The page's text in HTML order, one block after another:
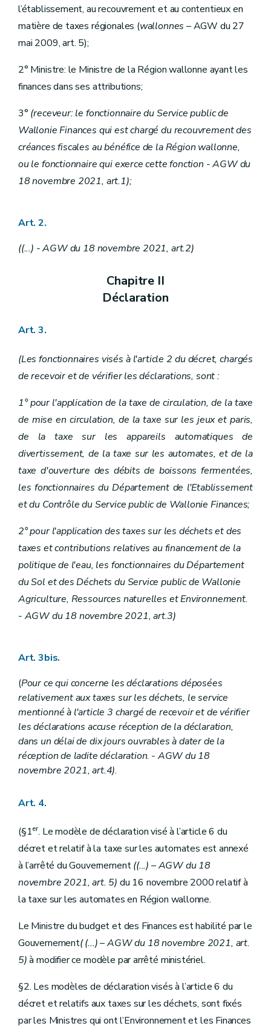
l’établissement, au recouvrement et au contentieux en
matière de taxes régionales (wallonnes – AGW du 27
mai 2009, art. 5);
2° Ministre: le Ministre de la Région wallonne ayant les
finances dans ses attributions;
3° (receveur: le fonctionnaire du Service public de
Wallonie Finances qui est chargé du recouvrement des
créances fiscales au bénéfice de la Région wallonne,
ou le fonctionnaire qui exerce cette fonction - AGW du
18 novembre 2021, art.1);
Art.2.
((...) - AGW du 18 novembre 2021, art.2)
Chapitre II
Déclaration
Art. 3.
(Les fonctionnaires visés à l'article 2 du décret, chargés
de recevoir et de vérifier les déclarations, sont :
1° pour l'application de la taxe de circulation, de la taxe
de mise en circulation, de la taxe sur les jeux et paris,
de la taxe sur les appareils automatiques de
divertissement, de la taxe sur les automates, et de la
taxe d'ouverture des débits de boissons fermentées,
les fonctionnaires du Département de l'Etablissement
et du Contrôle du Service public de Wallonie Finances;
2° pour l'application des taxes sur les déchets et des
taxes et contributions relatives au financement de la
politique de l'eau, les fonctionnaires du Département
du Sol et des Déchets du Service public de Wallonie
Agriculture, Ressources naturelles et Environnement.
- AGW du 18 novembre 2021, art.3)
Art. 3bis.
(Pour ce qui concerne les déclarations déposées
relativement aux taxes sur les déchets, le service
mentionné à l'article 3 chargé de recevoir et de vérifier
les déclarations accuse réception de la déclaration,
dans un délai de dix jours ouvrables à dater de la
réception de ladite déclaration. - AGW du 18
novembre 2021, art.4).
Art. 4.
(§1er. Le modèle de déclaration visé à l’article 6 du
décret et relatif à la taxe sur les automates est annexé
à l’arrêté du Gouvernement((...) – AGW du 18
novembre 2021, art. 5) du 16 novembre 2000 relatif à
la taxe sur les automates en Région wallonne.
Le Ministre du budget et des Finances est habilité par le
Gouvernement((...) – AGW du 18 novembre 2021, art.
5)à modifier ce modèle par arrêté ministériel.
§2. Les modèles de déclaration visés à l’article 6 du
décret et relatifs aux taxes sur les déchets, sont fixés
par les Ministres qui ont l’Environnement et les Finances